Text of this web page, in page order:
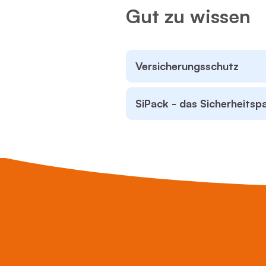
Gut zu wissen
Versicherungsschutz
SiPack - das